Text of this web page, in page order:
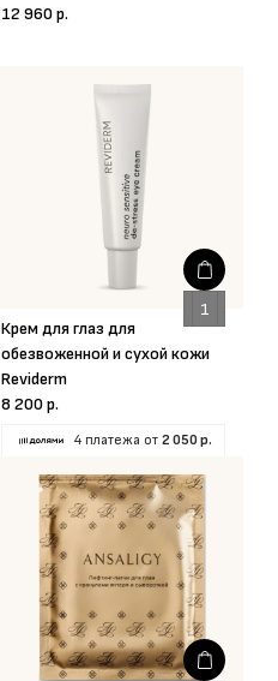
12 960 р.
Крем для глаз для
обезвоженной и сухой кожи
Reviderm
8 200 р.
4 платежа от 2 050 р.